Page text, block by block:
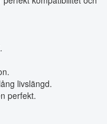
livslängd.
perfekt.